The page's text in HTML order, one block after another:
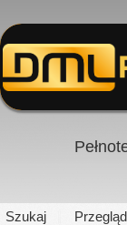
Szukaj